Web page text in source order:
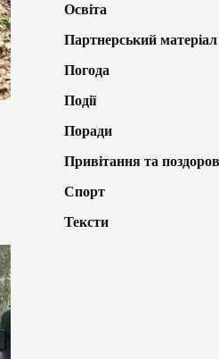
Освіта
Партнерський матеріал
Погода
Події
Поради
Привітання та
Спорт
Тексти